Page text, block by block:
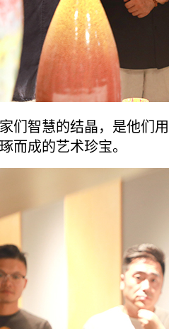
们智慧的结晶，是他们
而成的艺术珍宝。